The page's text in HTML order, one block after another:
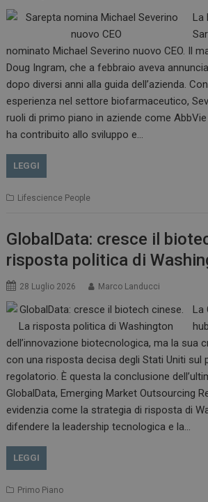
La
nominato Michael Severino nuovo CEO. Il
Doug Ingram, che a febbraio aveva
dopo diversi anni alla guida dell’azienda.
esperienza nel settore biofarmaceutico,
ruoli di primo piano in aziende come
ha contribuito allo sviluppo e…
LEGGI
Lifescience People
GlobalData: cresce il
risposta politica di
28 Luglio 2026 Marco Landucci
La
dell’innovazione biotecnologica, ma la sua
con una risposta decisa degli Stati Uniti sul
regolatorio. È questa la conclusione
GlobalData, Emerging Market Outsourcing
evidenzia come la strategia di risposta di
difendere la leadership tecnologica e la…
LEGGI
Primo Piano